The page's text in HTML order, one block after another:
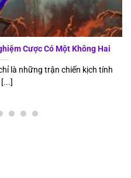
Cược Có Một Không Hai
là những trận chiến kịch tính